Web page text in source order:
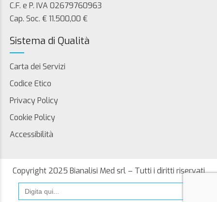
C.F. e P. IVA 02679760963
Cap. Soc. € 11.500,00 €
Sistema di Qualità
Carta dei Servizi
Codice Etico
Privacy Policy
Cookie Policy
Accessibilità
Copyright 2025 Bianalisi Med srl – Tutti i diritti riservati
Search
for: